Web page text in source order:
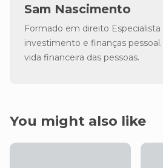
Sam Nascimento
Formado em direito
investimento e finanças
vida financeira das pessoas.
You might also like